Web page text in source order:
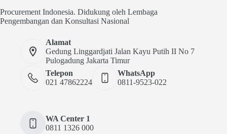
Procurement Indonesia. Didukung oleh Lembaga
Pengembangan dan Konsultasi Nasional
Alamat
Gedung Linggardjati Jalan Kayu Putih II No 7
Pulogadung Jakarta Timur
Telepon
021 47862224
WhatsApp
0811-9523-022
WA Center 1
0811 1326 000